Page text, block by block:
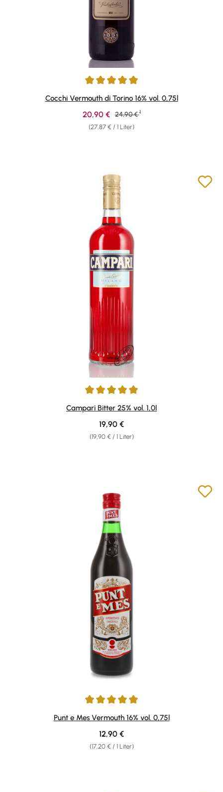
Durchschnittliche Bewertung von 4.94 von 5 Sternen
Cocchi Vermouth di Torino 16% vol. 0,75l
(27,87 € / 1 Liter)
Verkaufspreis:
20,90 € Regulärer Preis:
24,90 € 1
Durchschnittliche Bewertung von 4.92 von 5 Sternen
Campari Bitter 25% vol. 1,0l
(19,90 € / 1 Liter)
Regulärer Preis:
19,90 €
Durchschnittliche Bewertung von 4.9 von 5 Sternen
Punt e Mes Vermouth 16% vol. 0,75l
(17,20 € / 1 Liter)
Regulärer Preis:
12,90 €